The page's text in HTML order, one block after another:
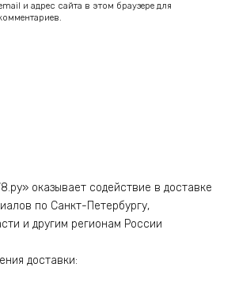
и адрес сайта в этом браузере для
оказывает содействие в доставке
по Санкт-Петербургу,
и другим регионам России
доставки: